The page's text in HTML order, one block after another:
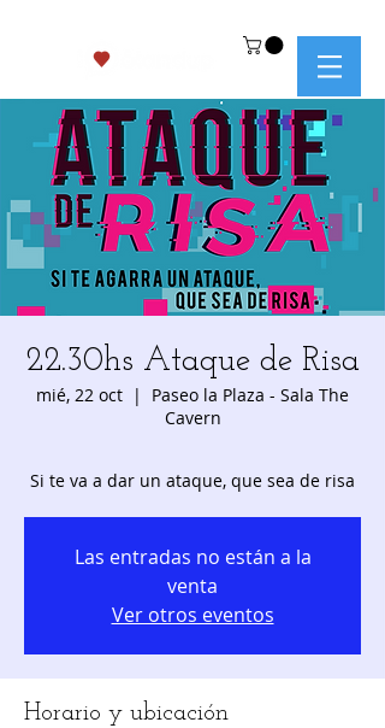
22.30hs Ataque de Risa
mié, 22 oct
  |
Paseo la Plaza - Sala The
Cavern
Si te va a dar un ataque, que sea de risa
Las entradas no están a la
venta
Ver otros eventos
Horario y ubicación